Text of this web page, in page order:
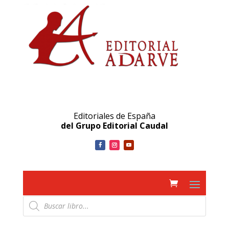
Editoriales de España
del Grupo Editorial Caudal
Búsqueda
de
productos